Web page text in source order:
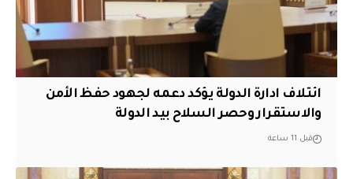
ائتلاف ادارة الدولة يؤكد دعمه لجهود حفظ الأمن
والاستقرار وحصر السلاح بيد الدولة
قبل 11 ساعة